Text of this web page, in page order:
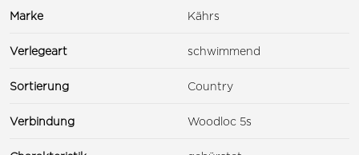
Marke Kährs
Verlegeart schwimmend
Sortierung Country
Verbindung Woodloc 5s